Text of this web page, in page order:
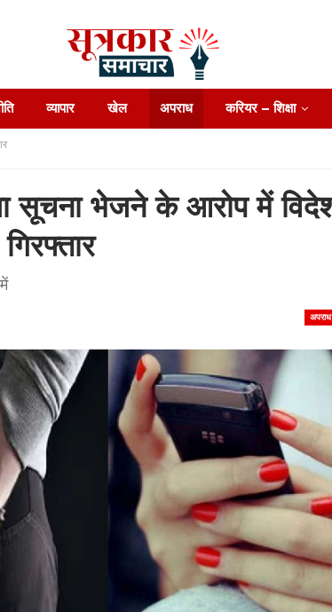
व्यापार खेल अपराध करियर – शिक्षा
सूचना भेजने के आरोप में
अपराध